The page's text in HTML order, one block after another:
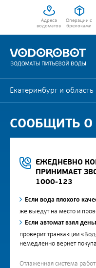
Адреса
водоматов
Операции с
брелоками
Екатеринбург и область
СООБЩИТЬ О
ЕЖЕДНЕВНО
ПРИНИМАЕТ
1000-123
Если вода плохого
же выедут на место и
Если автомат взял
проверит транзакции
немедленно вернет
Отлаженная система